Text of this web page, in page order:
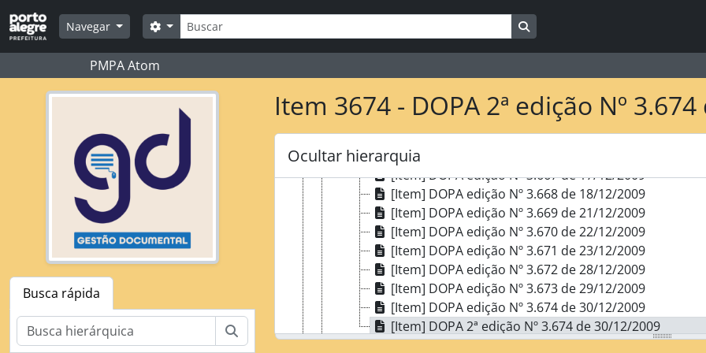
Skip to main content
Navegar
Buscar
Opções de busca Busque na página de navegação
PMPA Atom
Busca rápida
Buscar
Item 3674 - DOPA 2ª edição Nº
Ocultar hierarquia
[Item] DOPA edição Nº 3.659 de 07/12/2009
[Item] DOPA edição Nº 3.660 de 08/12/2009
[Item] DOPA edição Nº 3.662 de 10/12/2009
[Item] DOPA edição Nº 3.663 de 11/12/2009
[Item] DOPA edição Nº 3.664 de 14/12/2009
[Item] DOPA edição Nº 3.665 de 15/12/2009
[Item] DOPA edição Nº 3.666 de 16/12/2009
[Item] DOPA edição Nº 3.667 de 17/12/2009
[Item] DOPA edição Nº 3.668 de 18/12/2009
[Item] DOPA edição Nº 3.669 de 21/12/2009
[Item] DOPA edição Nº 3.670 de 22/12/2009
[Item] DOPA edição Nº 3.671 de 23/12/2009
[Item] DOPA edição Nº 3.672 de 28/12/2009
[Item] DOPA edição Nº 3.673 de 29/12/2009
[Item] DOPA edição Nº 3.674 de 30/12/2009
[Item] DOPA 2ª edição Nº 3.674 de 30/12/2009
[Subsérie] Diário Oficial de Porto Alegre de 2010